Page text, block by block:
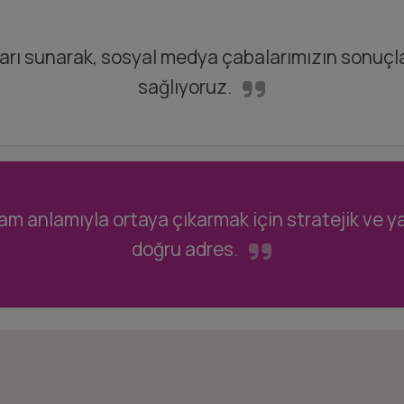
sunarak, sosyal medya çabalarımızın
sağlıyoruz.
anlamıyla ortaya çıkarmak için stratejik ve
doğru adres.